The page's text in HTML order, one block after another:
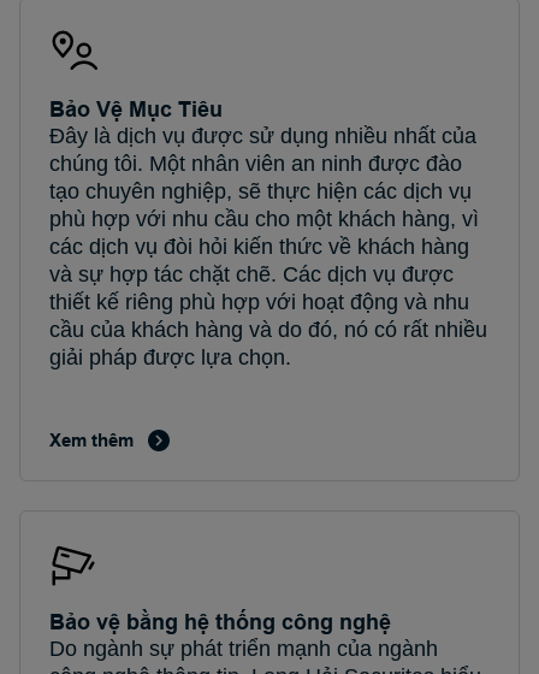
Bảo Vệ Mục Tiêu
Đây là dịch vụ được sử dụng nhiều nhất của
chúng tôi. Một nhân viên an ninh được đào
tạo chuyên nghiệp, sẽ thực hiện các dịch vụ
phù hợp với nhu cầu cho một khách hàng, vì
các dịch vụ đòi hỏi kiến thức về khách hàng
và sự hợp tác chặt chẽ. Các dịch vụ được
thiết kế riêng phù hợp với hoạt động và nhu
cầu của khách hàng và do đó, nó có rất nhiều
giải pháp được lựa chọn.
Xem thêm
Bảo vệ bằng hệ thống công nghệ
Do ngành sự phát triển mạnh của ngành